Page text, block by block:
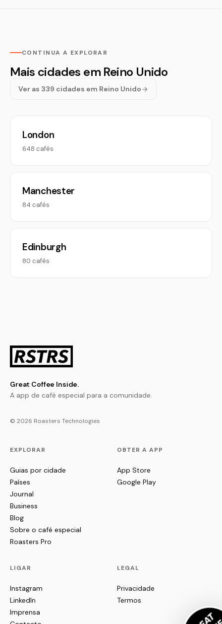
CONTINUA A EXPLORAR
Mais cidades em Reino Unido
Ver as 339 cidades em Reino Unido
London
648 cafés
Manchester
84 cafés
Edinburgh
80 cafés
Great Coffee Inside.
A app de café especial para a comunidade.
© 2026 Roasters Technologies
EXPLORAR
Guias por cidade
Países
Journal
Business
Blog
Sobre o café especial
Roasters Pro
OBTER A APP
App Store
Google Play
LIGAR
Instagram
LinkedIn
Imprensa
LEGAL
Privacidade
Termos